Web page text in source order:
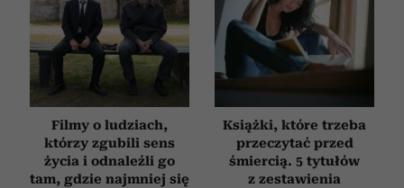
Filmy o ludziach,
którzy zgubili sens
życia i odnaleźli go
tam, gdzie najmniej się
Książki, które trzeba
przeczytać przed
śmiercią. 5 tytułów
z zestawienia